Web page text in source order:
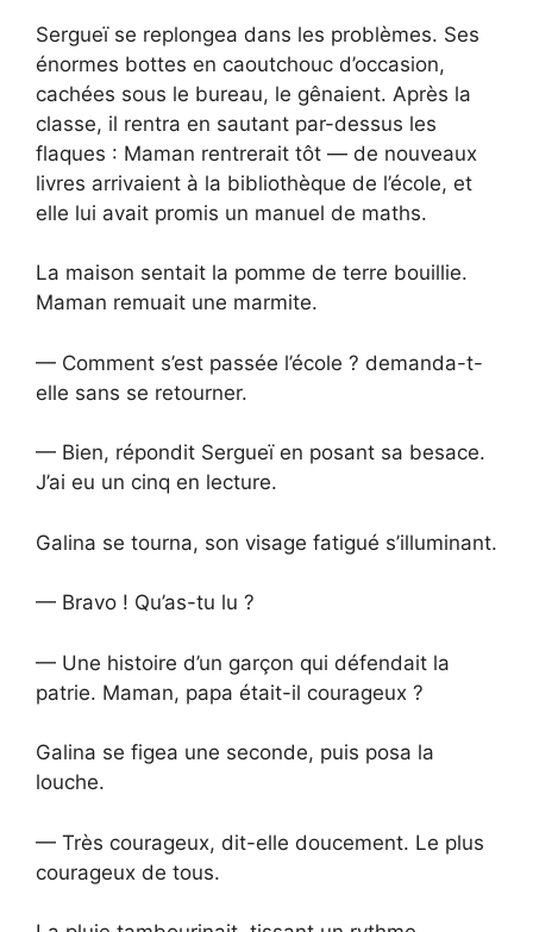
Sergueï se replongea dans les problèmes. Ses
énormes bottes en caoutchouc d’occasion,
cachées sous le bureau, le gênaient. Après la
classe, il rentra en sautant par-dessus les
flaques : Maman rentrerait tôt — de nouveaux
livres arrivaient à la bibliothèque de l’école, et
elle lui avait promis un manuel de maths.
La maison sentait la pomme de terre bouillie.
Maman remuait une marmite.
— Comment s’est passée l’école ? demanda-t-
elle sans se retourner.
— Bien, répondit Sergueï en posant sa besace.
J’ai eu un cinq en lecture.
Galina se tourna, son visage fatigué s’illuminant.
— Bravo ! Qu’as-tu lu ?
— Une histoire d’un garçon qui défendait la
patrie. Maman, papa était-il courageux ?
Galina se figea une seconde, puis posa la
louche.
— Très courageux, dit-elle doucement. Le plus
courageux de tous.